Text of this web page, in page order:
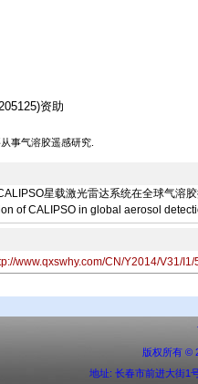
资助
事气溶胶遥感研究.
星载激光雷达系统在全球气
of CALIPSO in global aerosol
www.qxswhy.com/CN/Y2014/V31/I1/
版权所有 ©
地址: 长春市前进大街1